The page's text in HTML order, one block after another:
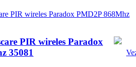
PIR wireles Paradox
35081